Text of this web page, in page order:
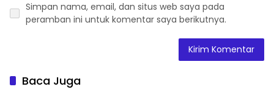
Simpan nama, email, dan situs web saya pada
peramban ini untuk komentar saya berikutnya.
Baca Juga